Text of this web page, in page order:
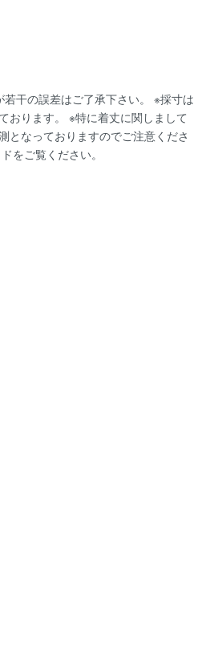
干の誤差はご了承下さい。 ※採寸は
おります。 ※特に着丈に関しまして
となっておりますのでご注意くださ
をご覧ください。